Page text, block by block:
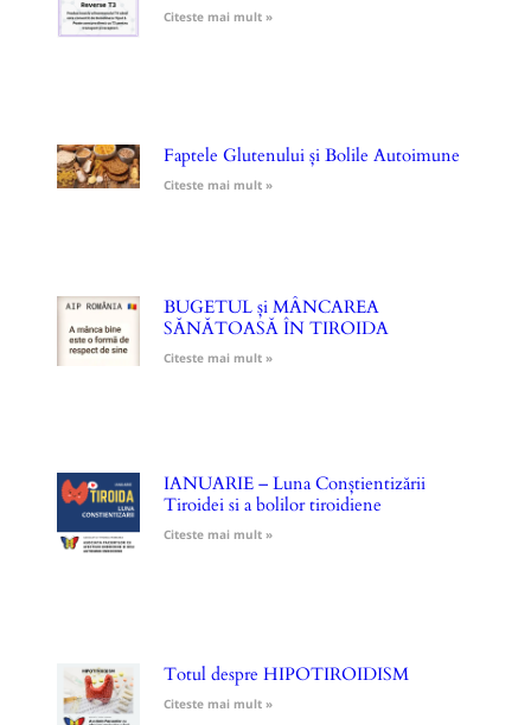
Citeste mai mult »
Faptele Glutenului și Bolile Autoimune
Citeste mai mult »
BUGETUL și MÂNCAREA
SĂNĂTOASĂ ÎN TIROIDA
Citeste mai mult »
IANUARIE – Luna Conștientizării
Tiroidei si a bolilor tiroidiene
Citeste mai mult »
Totul despre HIPOTIROIDISM
Citeste mai mult »